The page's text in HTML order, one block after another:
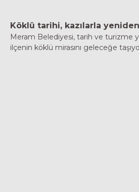
Köklü tarihi, kazılarla
Meram Belediyesi, tarih ve turizme
ilçenin köklü mirasını geleceğe